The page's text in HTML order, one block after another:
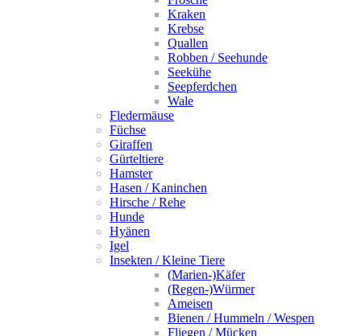
Kraken
Krebse
Quallen
Robben / Seehunde
Seekühe
Seepferdchen
Wale
Fledermäuse
Füchse
Giraffen
Gürteltiere
Hamster
Hasen / Kaninchen
Hirsche / Rehe
Hunde
Hyänen
Igel
Insekten / Kleine Tiere
(Marien-)Käfer
(Regen-)Würmer
Ameisen
Bienen / Hummeln / Wespen
Fliegen / Mücken